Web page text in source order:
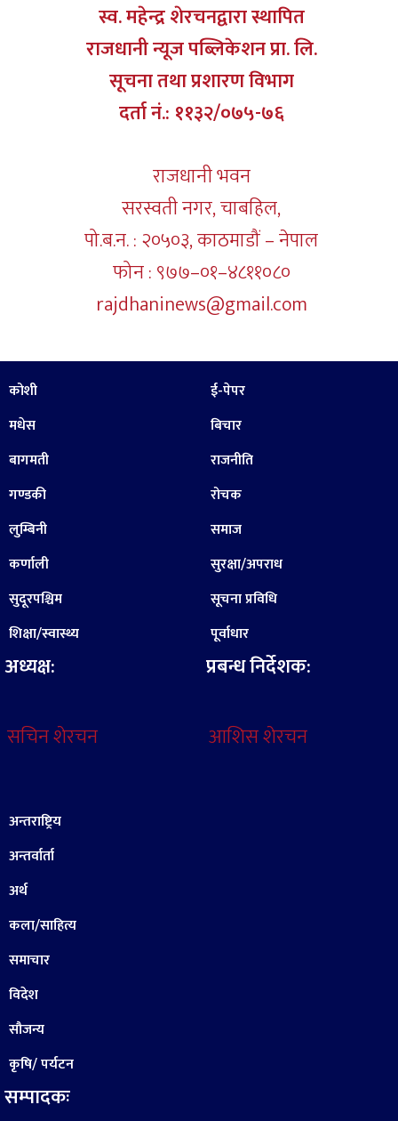
स्व. महेन्द्र शेरचनद्वारा स्थापित
राजधानी न्यूज पब्लिकेशन प्रा. लि.
सूचना तथा प्रशारण विभाग
दर्ता नं.: ११३२/०७५-७६
राजधानी भवन
सरस्वती नगर, चाबहिल,
पो.ब.न. : २०५०३, काठमाडौं – नेपाल
फोन : ९७७–०१–४८११०८०
rajdhaninews@gmail.com
कोशी
मधेस
बागमती
गण्डकी
लुम्बिनी
कर्णाली
सुदूरपश्चिम
शिक्षा/स्वास्थ्य
अध्यक्ष:
सचिन शेरचन
ई-पेपर
बिचार
राजनीति
रोचक
समाज
सुरक्षा/अपराध
सूचना प्रविधि
पूर्वाधार
प्रबन्ध निर्देशक:
आशिस शेरचन
अन्तराष्ट्रिय
अन्तर्वार्ता
अर्थ
कला/साहित्य
समाचार
विदेश
सौजन्य
कृषि/ पर्यटन
सम्पादकः